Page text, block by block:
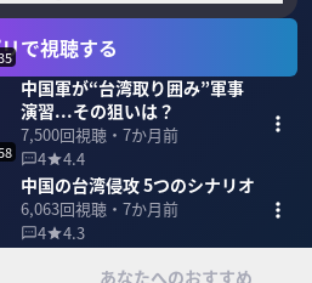
で視聴する
中国軍が“台湾取り囲み”軍事
演習...その狙いは？
7,500回視聴・ 7か月前
4
4.4
中国の台湾侵攻 5つのシナリオ
6,063回視聴・ 7か月前
4
4.3
あなたへのおすすめ